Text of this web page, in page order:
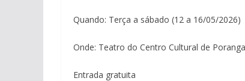
Quando: Terça a sábado (12 a 16/05/2026)
Onde: Teatro do Centro Cultural de
Entrada gratuita